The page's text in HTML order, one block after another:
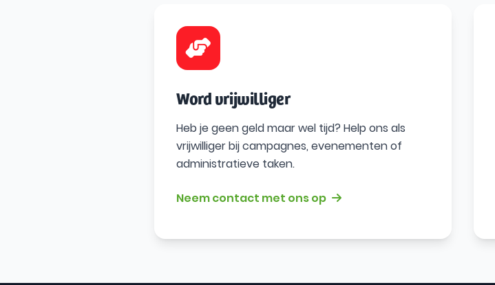
Word vrijwilliger
Heb je geen geld maar wel tijd? Help ons als
vrijwilliger bij campagnes, evenementen of
administratieve taken.
Neem contact met ons op